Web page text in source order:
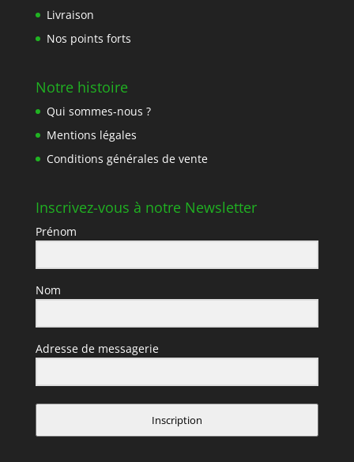
Livraison
Nos points forts
Notre histoire
Qui sommes-nous ?
Mentions légales
Conditions générales de vente
Inscrivez-vous à notre Newsletter
Prénom
Nom
Adresse de messagerie
Inscription